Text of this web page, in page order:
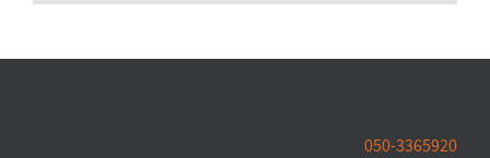
050-3365920